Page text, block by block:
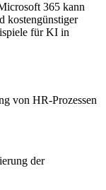
365 kann
kostengünstiger
für KI in
von HR-Prozessen
der